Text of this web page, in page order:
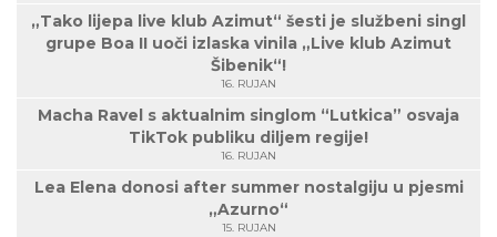
„Tako lijepa live klub Azimut“ šesti je službeni singl
grupe Boa II uoči izlaska vinila „Live klub Azimut
Šibenik“!
16. RUJAN
Macha Ravel s aktualnim singlom “Lutkica” osvaja
TikTok publiku diljem regije!
16. RUJAN
Lea Elena donosi after summer nostalgiju u pjesmi
„Azurno“
15. RUJAN